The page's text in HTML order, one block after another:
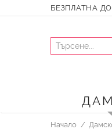
БЕЗПЛАТНА
Начало